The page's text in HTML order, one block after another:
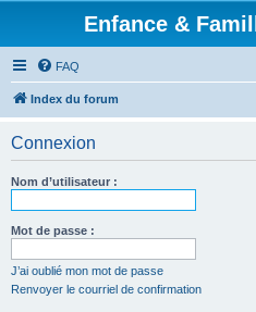
Enfance &
FAQ
Index du forum
Connexion
Nom d’utilisateur :
Mot de passe :
J’ai oublié mon mot de passe
Renvoyer le courriel de confirmation